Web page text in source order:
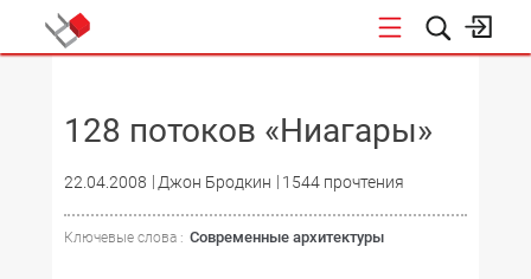
128 потоков «Ниагары»
22.04.2008 Джон Бродкин 1544 прочтения
Ключевые слова : Современные архитектуры